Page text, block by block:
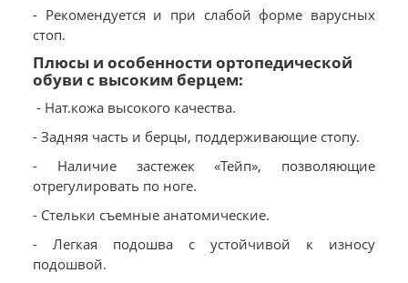
- Рекомендуется и при слабой форме варусных
стоп.
Плюсы и особенности ортопедической
обуви с высоким берцем:
- Нат.кожа высокого качества.
- Задняя часть и берцы, поддерживающие стопу.
- Наличие застежек «Тейп», позволяющие
отрегулировать по ноге.
- Стельки съемные анатомические.
- Легкая подошва с устойчивой к износу
подошвой.